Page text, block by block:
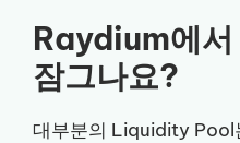
Raydium에서
잠그나요?
대부분의 Liquidity Pool